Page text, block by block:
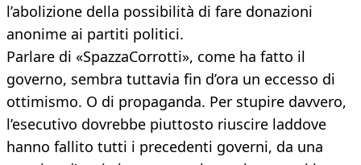
l’abolizione della possibilità di fare donazioni
anonime ai partiti politici.
Parlare di «SpazzaCorrotti», come ha fatto il
governo, sembra tuttavia fin d’ora un eccesso di
ottimismo. O di propaganda. Per stupire davvero,
l’esecutivo dovrebbe piuttosto riuscire laddove
hanno fallito tutti i precedenti governi, da una